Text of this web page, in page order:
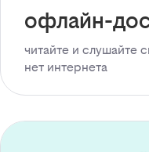
офлайн-
читайте и слушайте
нет интернета